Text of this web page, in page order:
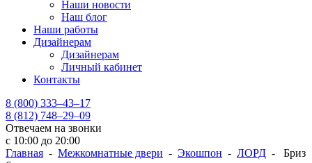
Наши новости
Наш блог
Наши работы
Дизайнерам
Дизайнерам
Личный кабинет
Контакты
8 (800) 333–43–17
8 (812) 748–29–09
Отвечаем на звонки
с 10:00 до 20:00
Главная - Межкомнатные двери - Экошпон - ЛОРД - Бриз